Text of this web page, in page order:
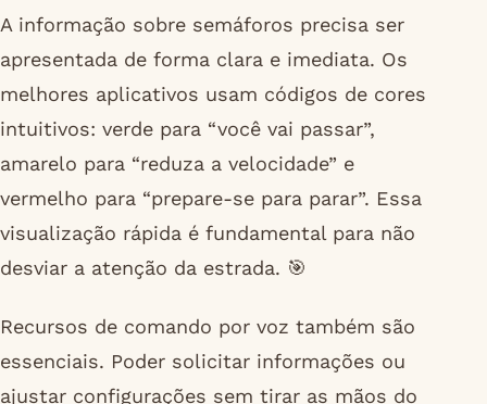
A informação sobre semáforos precisa ser
apresentada de forma clara e imediata. Os
melhores aplicativos usam códigos de cores
intuitivos: verde para “você vai passar”,
amarelo para “reduza a velocidade” e
vermelho para “prepare-se para parar”. Essa
visualização rápida é fundamental para não
desviar a atenção da estrada. 🎯
Recursos de comando por voz também são
essenciais. Poder solicitar informações ou
ajustar configurações sem tirar as mãos do